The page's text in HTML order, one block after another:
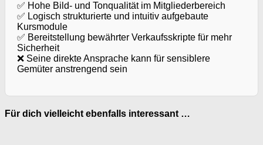
✅ Hohe Bild- und Tonqualität im Mitgliederbereich
✅ Logisch strukturierte und intuitiv aufgebaute
Kursmodule
✅ Bereitstellung bewährter Verkaufsskripte für mehr
Sicherheit
❌ Seine direkte Ansprache kann für sensiblere
Gemüter anstrengend sein
Für dich vielleicht ebenfalls interessant …